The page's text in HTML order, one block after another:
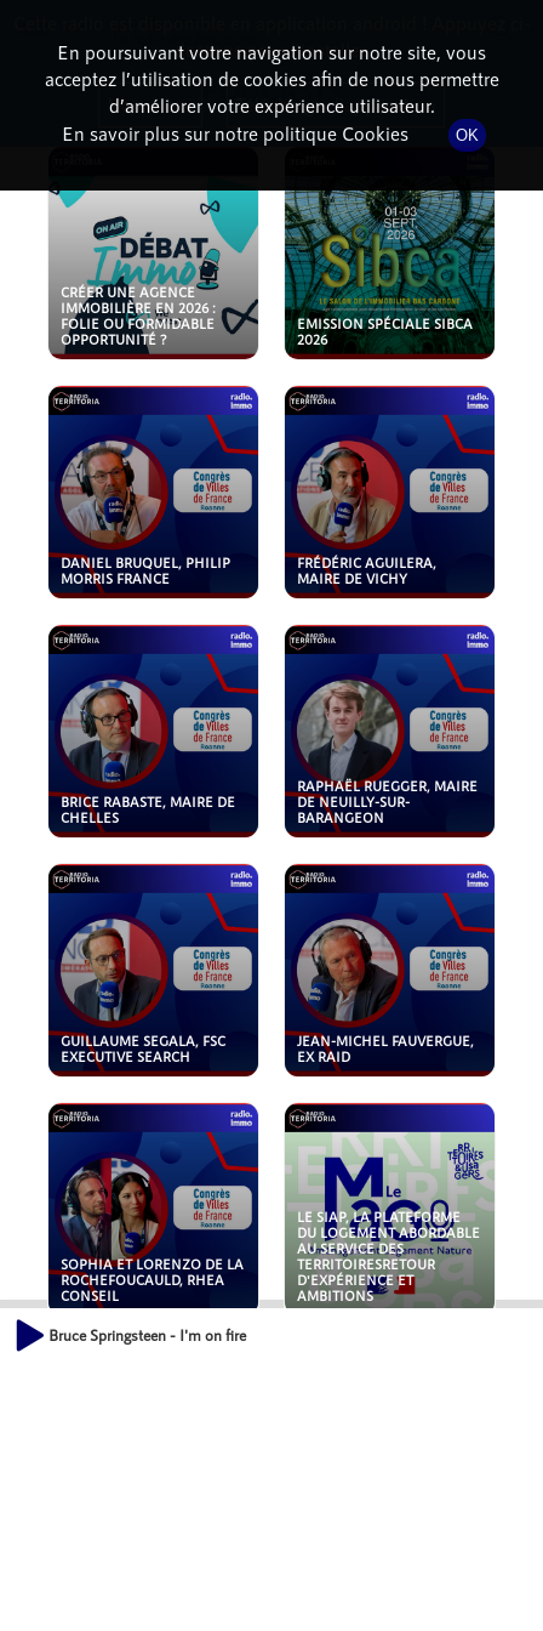
PODCASTS
CRÉER UNE AGENCE
IMMOBILIÈRE EN 2026 :
FOLIE OU FORMIDABLE
OPPORTUNITÉ ?
EMISSION SPÉCIALE SIBCA
2026
DANIEL BRUQUEL, PHILIP
MORRIS FRANCE
FRÉDÉRIC AGUILERA,
MAIRE DE VICHY
BRICE RABASTE, MAIRE DE
CHELLES
RAPHAËL RUEGGER, MAIRE
DE NEUILLY-SUR-
BARANGEON
GUILLAUME SEGALA, FSC
EXECUTIVE SEARCH
JEAN-MICHEL FAUVERGUE,
EX RAID
SOPHIA ET LORENZO DE LA
ROCHEFOUCAULD, RHEA
CONSEIL
LE SIAP, LA PLATEFORME
DU LOGEMENT ABORDABLE
AU SERVICE DES
TERRITOIRESRETOUR
D'EXPÉRIENCE ET
AMBITIONS
Bruce Springsteen - I'm on fire
En poursuivant votre navigation sur notre site, vous
acceptez l’utilisation de cookies afin de nous permettre
d’améliorer votre expérience utilisateur.
En savoir plus sur notre politique Cookies
OK
dessous pour l'installer.
Non merci Télécharger l'application